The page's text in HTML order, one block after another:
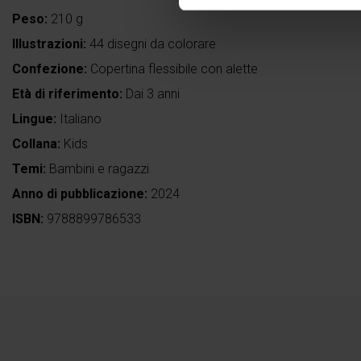
Peso: 210 g
Illustrazioni: 44 disegni da colorare
Confezione: Copertina flessibile con alette
Età di riferimento: Dai 3 anni
Lingue: Italiano
Collana: Kids
Temi: Bambini e ragazzi
Anno di pubblicazione: 2024
ISBN: 9788899786533